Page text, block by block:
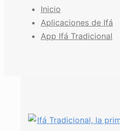
Inicio
Aplicaciones de Ifá
App Ifá Tradicional